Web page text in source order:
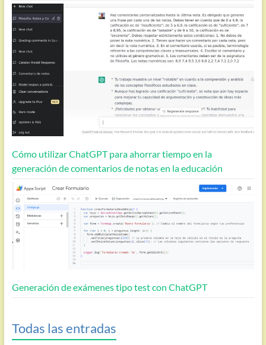
Cómo utilizar ChatGPT para ahorrar tiempo en la
generación de comentarios de notas en la educación
Generación de exámenes tipo test con ChatGPT
Todas las entradas